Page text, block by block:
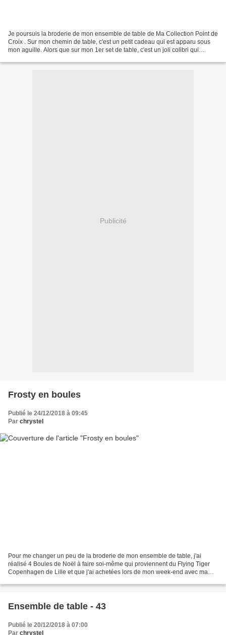
Je poursuis la broderie de mon ensemble de table de Ma Collection Point de
Croix . Sur mon chemin de table, c'est un petit cadeau qui est apparu sous
mon aguille. Alors que sur mon 1er set de table, c'est un joli colibri qui
Publicité
Frosty en boules
Publié le 24/12/2018 à 09:45
Par chrystel
Pour me changer un peu de la broderie de mon ensemble de table, j'ai
réalisé 4 Boules de Noël à faire soi-même qui proviennent du Flying Tiger
Copenhagen de Lille et que j'ai achetées lors de mon week-end avec ma
Ensemble de table - 43
Publié le 20/12/2018 à 07:00
Par chrystel